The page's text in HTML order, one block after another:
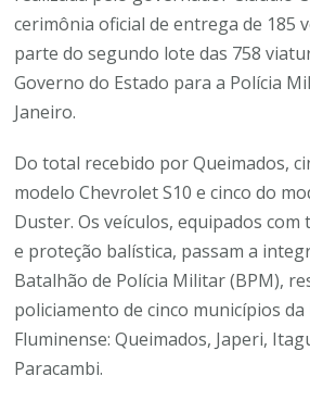
cerimônia oficial de entrega de 185
parte do segundo lote das 758
Governo do Estado para a Polícia
Janeiro.
Do total recebido por Queimados,
modelo Chevrolet S10 e cinco do
Duster. Os veículos, equipados
e proteção balística, passam a
Batalhão de Polícia Militar (BPM),
policiamento de cinco municípios da
Fluminense: Queimados, Japeri,
Paracambi.